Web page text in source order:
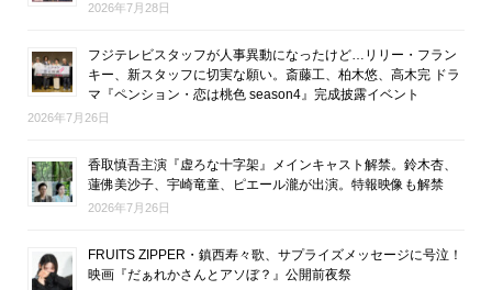
2026年7月28日
フジテレビスタッフが人事異動になったけど…リリー・フラン
キー、新スタッフに切実な願い。斎藤工、柏木悠、高木完 ドラ
マ『ペンション・恋は桃色 season4』完成披露イベント
2026年7月26日
香取慎吾主演『虚ろな十字架』メインキャスト解禁。鈴木杏、
蓮佛美沙子、宇崎竜童、ピエール瀧が出演。特報映像も解禁
2026年7月26日
FRUITS ZIPPER・鎮西寿々歌、サプライズメッセージに号泣！
映画『だぁれかさんとアソぼ？』公開前夜祭